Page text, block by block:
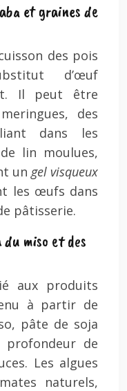
et graines de
des pois
d’œuf
Il peut être
des
dans les
lin moulues,
un gel visqueux
les œufs dans
pâtisserie.
miso et des
aux produits
à partir de
pâte de soja
profondeur de
Les algues
naturels,